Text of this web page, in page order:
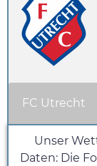
FC Utrecht
Unser
Daten: Die